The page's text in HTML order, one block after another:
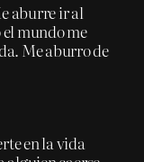
aburre ir al
mundo me
Me aburro de
en la vida